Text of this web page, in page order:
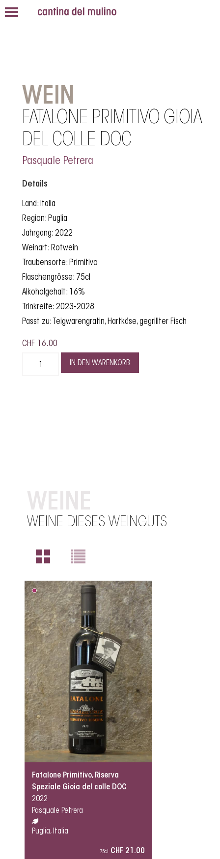
WEIN
FATALONE PRIMITIVO GIOIA
DEL COLLE DOC
Pasquale Petrera
Details
Land: Italia
Region: Puglia
Jahrgang: 2022
Weinart: Rotwein
Traubensorte: Primitivo
Flaschengrösse: 75cl
Alkoholgehalt: 16%
Trinkreife: 2023-2028
Passt zu: Teigwarengratin, Hartkäse, gegrillter Fisch
CHF 16.00
IN DEN WARENKORB
WEINE
WEINE DIESES WEINGUTS
Fatalone Primitivo, Riserva
Speziale Gioia del colle DOC
2022
Pasquale Petrera
Puglia, Italia
75cl CHF 21.00